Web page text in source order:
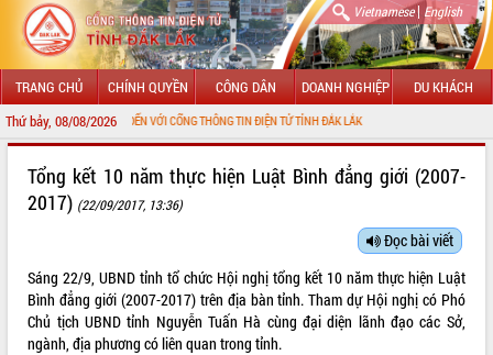
Vietnamese| English
TRANG CHỦ CHÍNH QUYỀN CÔNG DÂN DOANH NGHIỆP DU KHÁCH
Thứ bảy, 08/08/2026
CHÀO MỪNG ĐẾN VỚI CỔNG THÔNG TIN ĐIỆN TỬ TỈNH ĐẮK LẮK
LÃNH ĐẠO UBND TỈNH
SỞ, BAN, NGÀNH
UBND CÁC XÃ, PHƯỜNG
Tổng kết 10 năm thực hiện Luật Bình đẳng giới (2007-
2017) (22/09/2017, 13:36)
Đọc bài viết
Sáng 22/9, UBND tỉnh tổ chức Hội nghị tổng kết 10 năm thực hiện Luật
Bình đẳng giới (2007-2017) trên địa bàn tỉnh. Tham dự Hội nghị có Phó
Chủ tịch UBND tỉnh Nguyễn Tuấn Hà cùng đại diện lãnh đạo các Sở,
ngành, địa phương có liên quan trong tỉnh.